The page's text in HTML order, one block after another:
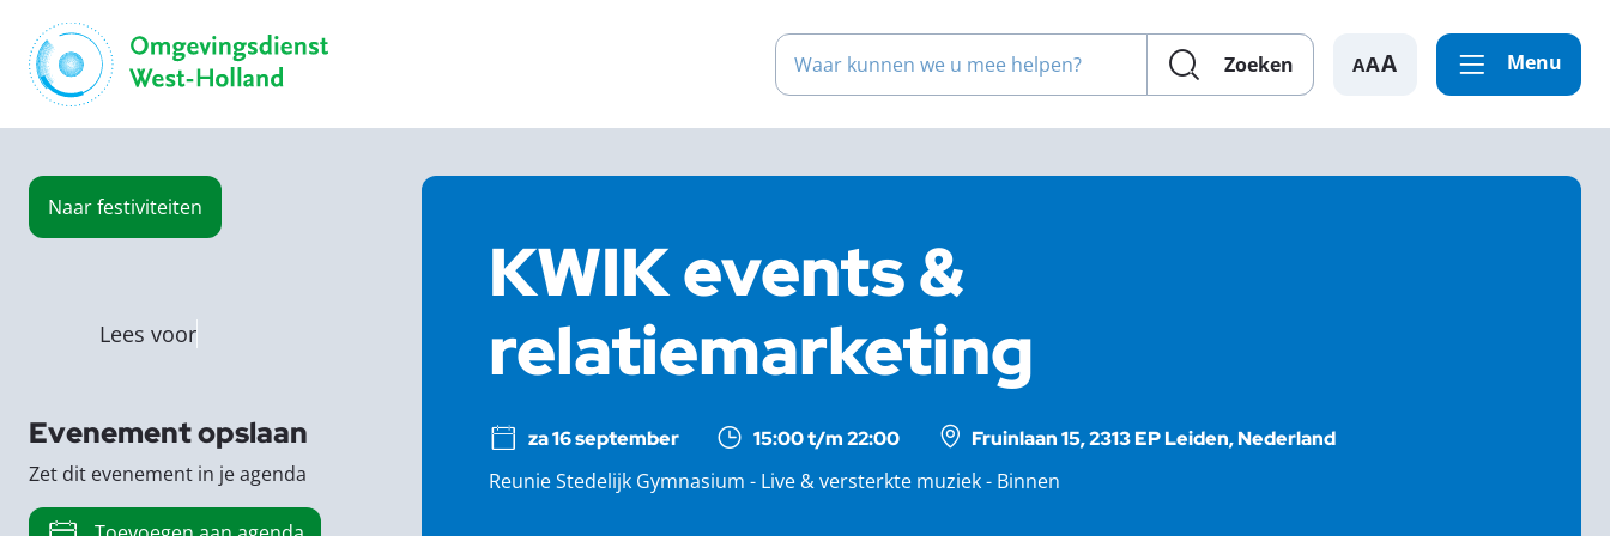
Waar kunnen we u mee helpen?
Zoeken A Menu
Naarfestiviteiten
KWIK events &
relatiemarketing
za 16 september 15:00 t/m 22:00
Fruinlaan 15, 2313 EP Leiden, Nederland
Reunie Stedelijk Gymnasium - Live & versterkte muziek - Binnen
Lees voor
Evenement opslaan
Zet dit evenement in je agenda